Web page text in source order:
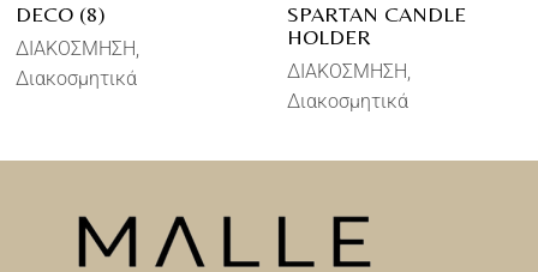
DECO (8)
ΔΙΑΚΟΣΜΗΣΗ
Διακοσμητικά
SPARTAN CANDLE
HOLDER
ΔΙΑΚΟΣΜΗΣΗ
Διακοσμητικά